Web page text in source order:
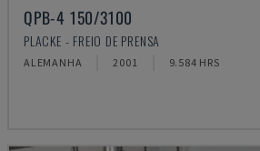
QPB-4 150/3100
PLACKE - FREIO DE PRENSA
ALEMANHA 2001 9.584 HRS